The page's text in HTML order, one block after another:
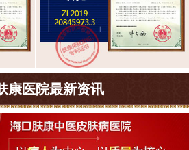
康医院最新资讯